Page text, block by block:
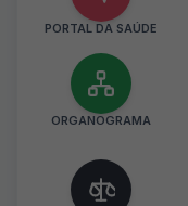
PORTAL DA SAÚDE
ORGANOGRAMA